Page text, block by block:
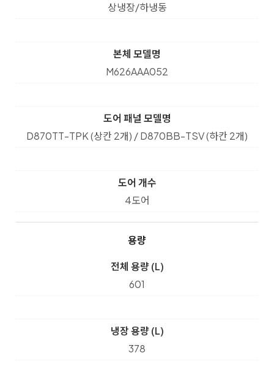
상냉장/하냉동
본체 모델명
M626AAA052
도어 패널 모델명
D870TT-TPK (상칸 2개) / D870BB-TSV (하칸 2개)
도어 개수
4도어
용량
전체 용량 (L)
601
냉장 용량 (L)
378